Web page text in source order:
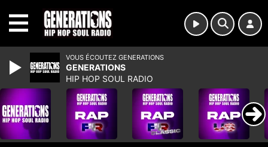
VOUS ÉCOUTEZ GENERATIONS
GENERATIONS
HIP HOP SOUL RADIO